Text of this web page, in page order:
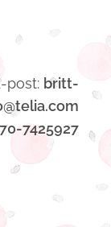
post: britt-
7425927